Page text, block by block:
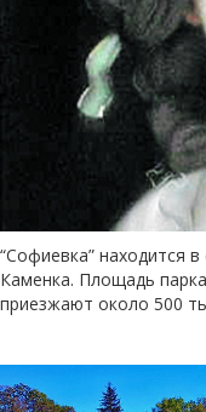
“Софиевка” находится
Каменка. Площадь
приезжают около 500